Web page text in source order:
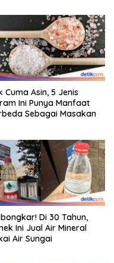
Cuma Asin, 5 Jenis
Ini Punya Manfaat
Sebagai Masakan
Di 30 Tahun,
Ini Jual Air Mineral
Air Sungai